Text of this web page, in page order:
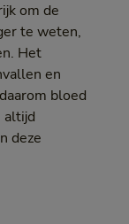
om de
te weten,
Het
en
bloed
altijd
deze